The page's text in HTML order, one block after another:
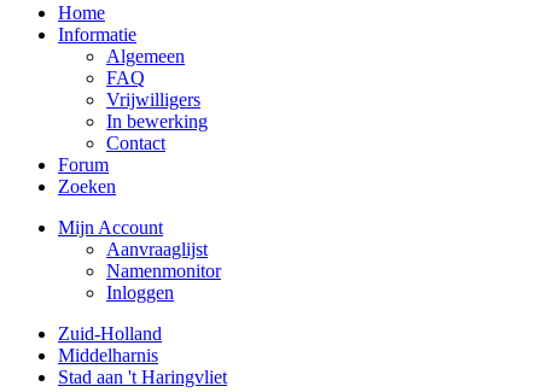
Home
Informatie
Algemeen
FAQ
Vrijwilligers
In bewerking
Contact
Forum
Zoeken
Mijn Account
Aanvraaglijst
Namenmonitor
Inloggen
Zuid-Holland
Middelharnis
Stad aan 't Haringvliet